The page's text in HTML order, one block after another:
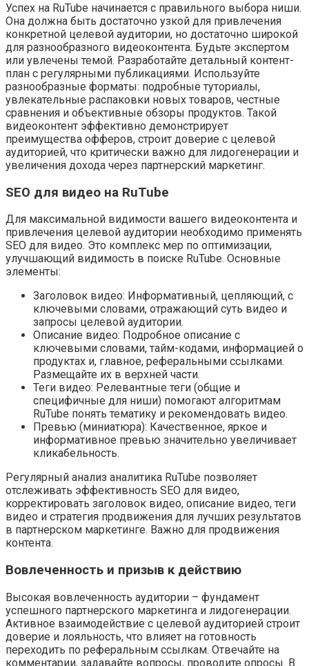
Успех на RuTube начинается с правильного выбора ниши.
Она должна быть достаточно узкой для привлечения
конкретной целевой аудитории, но достаточно широкой
для разнообразного видеоконтента. Будьте экспертом
или увлечены темой. Разработайте детальный контент-
план с регулярными публикациями. Используйте
разнообразные форматы: подробные туториалы,
увлекательные распаковки новых товаров, честные
сравнения и объективные обзоры продуктов. Такой
видеоконтент эффективно демонстрирует
преимущества офферов, строит доверие с целевой
аудиторией, что критически важно для лидогенерации и
увеличения дохода через партнерский маркетинг.
SEO для видео на RuTube
Для максимальной видимости вашего видеоконтента и
привлечения целевой аудитории необходимо применять
SEO для видео. Это комплекс мер по оптимизации,
улучшающий видимость в поиске RuTube. Основные
элементы:
Заголовок видео: Информативный, цепляющий, с
ключевыми словами, отражающий суть видео и
запросы целевой аудитории.
Описание видео: Подробное описание с
ключевыми словами, тайм-кодами, информацией о
продуктах и, главное, реферальными ссылками.
Размещайте их в верхней части.
Теги видео: Релевантные теги (общие и
специфичные для ниши) помогают алгоритмам
RuTube понять тематику и рекомендовать видео.
Превью (миниатюра): Качественное, яркое и
информативное превью значительно увеличивает
кликабельность.
Регулярный анализ аналитика RuTube позволяет
отслеживать эффективность SEO для видео,
корректировать заголовок видео, описание видео, теги
видео и стратегия продвижения для лучших результатов
в партнерском маркетинге. Важно для продвижения
контента.
Вовлеченность и призыв к действию
Высокая вовлеченность аудитории – фундамент
успешного партнерского маркетинга и лидогенерации.
Активное взаимодействие с целевой аудиторией строит
доверие и лояльность, что влияет на готовность
переходить по реферальным ссылкам. Отвечайте на
комментарии, задавайте вопросы, проводите опросы. В